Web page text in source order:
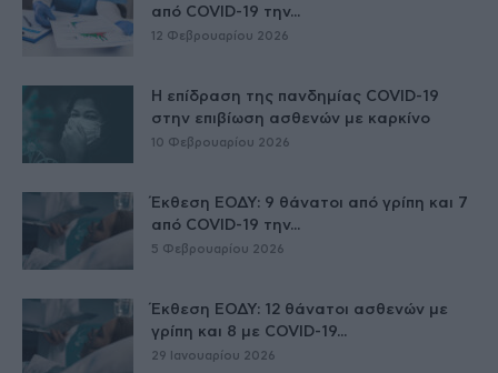
από COVID-19 την...
12 Φεβρουαρίου 2026
Η επίδραση της πανδημίας COVID-19
στην επιβίωση ασθενών με καρκίνο
10 Φεβρουαρίου 2026
Έκθεση ΕΟΔΥ: 9 θάνατοι από γρίπη και 7
από COVID-19 την...
5 Φεβρουαρίου 2026
Έκθεση ΕΟΔΥ: 12 θάνατοι ασθενών με
γρίπη και 8 με COVID-19...
29 Ιανουαρίου 2026